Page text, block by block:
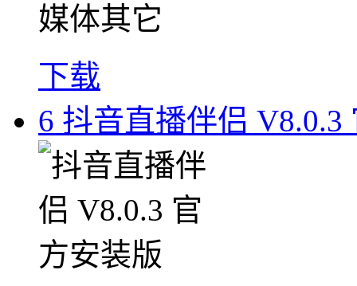
媒体其它
下载
6 抖音直播伴侣 V8.0.3